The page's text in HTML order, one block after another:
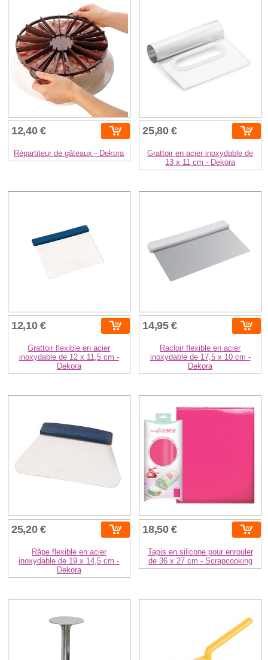
12,40 €
Répartiteur de gâteaux - Dekora
25,80 €
Grattoir en acier inoxydable de
13 x 11 cm - Dekora
12,10 €
Grattoir flexible en acier
inoxydable de 12 x 11,5 cm -
Dekora
14,95 €
Racloir flexible en acier
inoxydable de 17,5 x 10 cm -
Dekora
25,20 €
Râpe flexible en acier
inoxydable de 19 x 14,5 cm -
Dekora
18,50 €
Tapis en silicone pour enrouler
de 36 x 27 cm - Scrapcooking